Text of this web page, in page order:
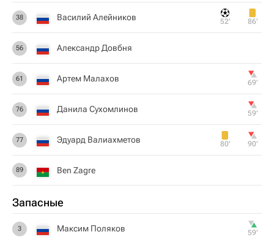
38 Василий Алейников 52‎’‎ 86‎’‎
56 Александр Довбня
61 Артем Малахов 69‎’‎
76 Данила Сухомлинов 59‎’‎
77 Эдуард Валиахметов 80‎’‎ 90‎’‎
89 Ben Zagre
Запасные
3 Максим Поляков 59‎’‎